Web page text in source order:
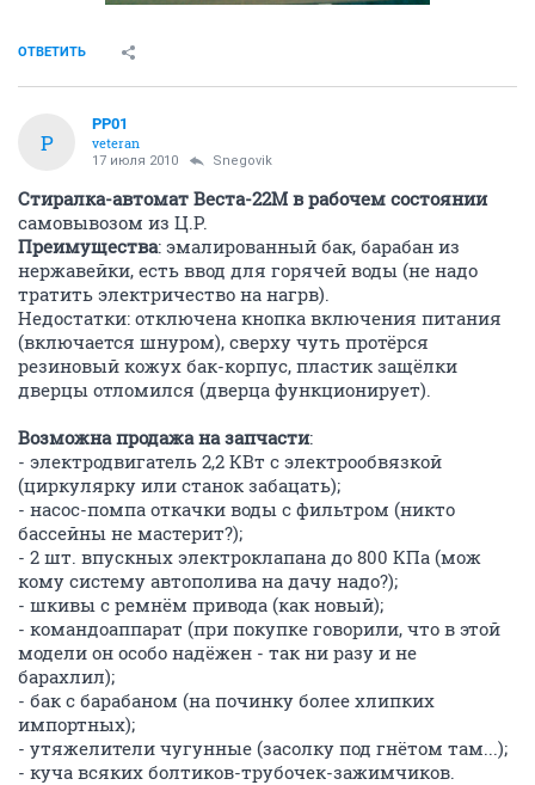
ОТВЕТИТЬ
P
PP01
veteran
17 июля 2010 Snegovik
Стиралка-автомат Веста-22М в рабочем состоянии
самовывозом из Ц.Р.
Преимущества: эмалированный бак, барабан из
нержавейки, есть ввод для горячей воды (не надо
тратить электричество на нагрв).
Недостатки: отключена кнопка включения питания
(включается шнуром), сверху чуть протёрся
резиновый кожух бак-корпус, пластик защёлки
дверцы отломился (дверца функционирует).
Возможна продажа на запчасти:
- электродвигатель 2,2 КВт с электрообвязкой
(циркулярку или станок забацать);
- насос-помпа откачки воды с фильтром (никто
бассейны не мастерит?);
- 2 шт. впускных электроклапана до 800 КПа (мож
кому систему автополива на дачу надо?);
- шкивы с ремнём привода (как новый);
- командоаппарат (при покупке говорили, что в этой
модели он особо надёжен - так ни разу и не
барахлил);
- бак с барабаном (на починку более хлипких
импортных);
- утяжелители чугунные (засолку под гнётом там...);
- куча всяких болтиков-трубочек-зажимчиков.